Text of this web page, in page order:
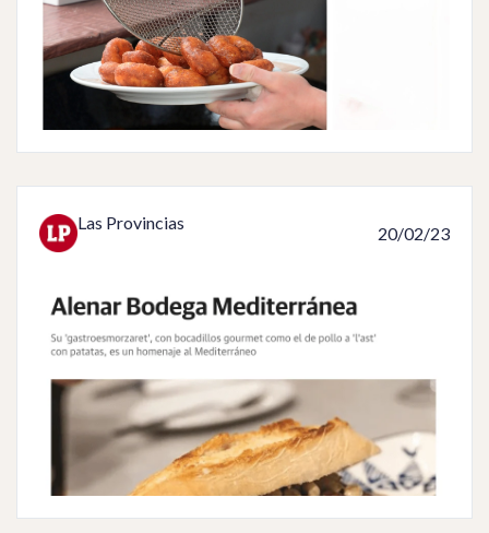
Las Provincias
20/02/23